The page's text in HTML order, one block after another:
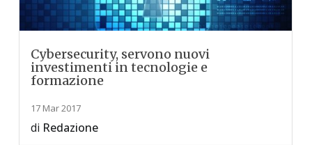
Cybersecurity, servono nuovi
investimenti in tecnologie e
formazione
17 Mar 2017
di Redazione